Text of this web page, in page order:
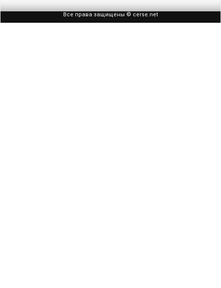
Все права защищены © cerse.net